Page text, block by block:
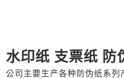
水印纸 支票纸 防
公司主要生产各种防伪纸系